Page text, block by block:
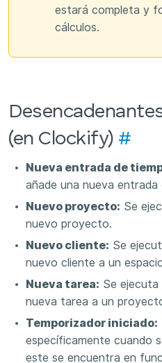
estará completa y
cálculos.
(en Clockify) #
Nueva entrada de
añade una nueva entrada
Nuevo proyecto: Se
nuevo proyecto.
Nuevo cliente: Se
nuevo cliente a un
Nueva tarea: Se ejecuta
nueva tarea a un
Temporizador iniciado:
específicamente cuando
este se encuentra en